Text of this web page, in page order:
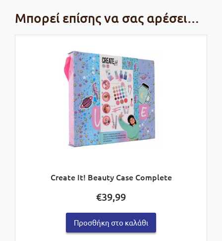
Μπορεί επίσης να σας αρέσει…
Create It! Beauty Case Complete
€39,99
Προσθήκη στο καλάθι